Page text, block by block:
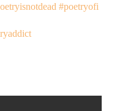
#poetryofi